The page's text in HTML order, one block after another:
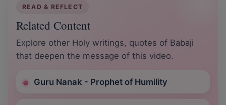
READ & REFLECT
Related Content
Explore other Holy writings, quotes of Babaji
that deepen the message of this video.
Guru Nanak - Prophet of Humility